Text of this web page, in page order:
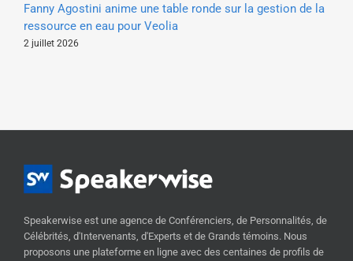
Fanny Agostini anime une table ronde sur la gestion de la
ressource en eau pour Veolia
2 juillet 2026
Speakerwise est une agence de Conférenciers, de Personnalités, de
Célébrités, d'Intervenants, d'Experts et de Grands témoins. Nous
proposons une plateforme en ligne avec des centaines de profils de